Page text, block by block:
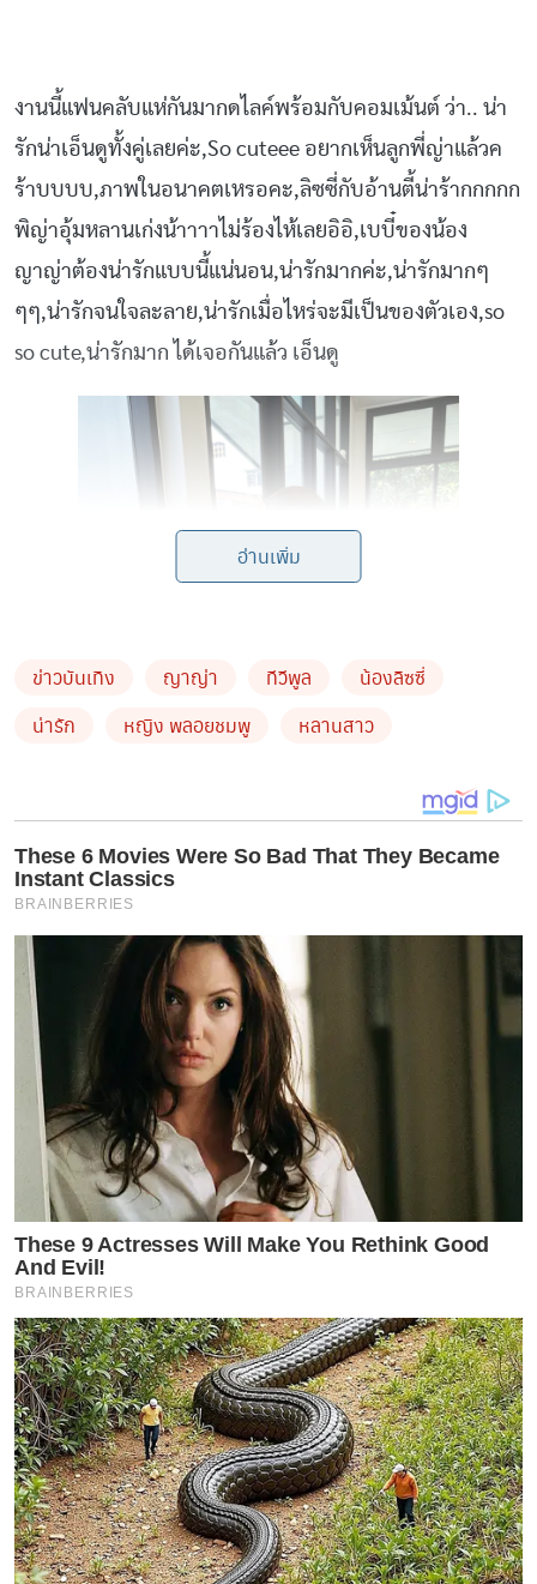
งานนี้แฟนคลับแห่กันมากดไลค์พร้อมกับคอมเม้นต์ ว่า.. น่า
รักน่าเอ็นดูทั้งคู่เลยค่ะ,So cuteee อยากเห็นลูกพี่ญ่าแล้วค
ร้าบบบบ,ภาพในอนาคตเหรอคะ,ลิซซี่กับอ้านตี้น่าร้ากกกกก
พิญ่าอุ้มหลานเก่งน้าาาาไม่ร้องไห้เลยอิอิ,เบบี๋ของน้อง
ญาญ่าต้องน่ารักแบบนี้แน่นอน,น่ารักมากค่ะ,น่ารักมากๆ
ๆๆ,น่ารักจนใจละลาย,น่ารักเมื่อไหร่จะมีเป็นของตัวเอง,so
so cute,น่ารักมาก ได้เจอกันแล้ว เอ็นดู
อ่านเพิ่ม
ข่าวบันเทิง ญาญ่า ทีวีพูล
น้องลิซซี่
น่ารัก
หญิง พลอยชมพู หลานสาว
These 6 Movies Were So Bad That They Became
Instant Classics
BRAINBERRIES
These 9 Actresses Will Make You Rethink Good
And Evil!
BRAINBERRIES